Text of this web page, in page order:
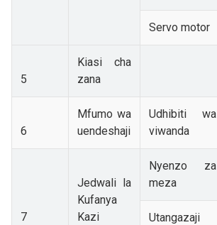
Servo motor
5
Kiasi cha
zana
6
Mfumo wa
uendeshaji
Udhibiti wa
viwanda
7
Jedwali la
Kufanya
Kazi
Nyenzo za
meza
Utangazaji